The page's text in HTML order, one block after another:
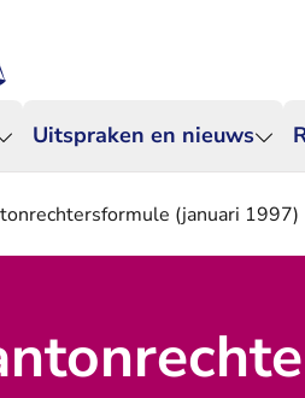
Uitspraken en nieuws
(januari 1997)